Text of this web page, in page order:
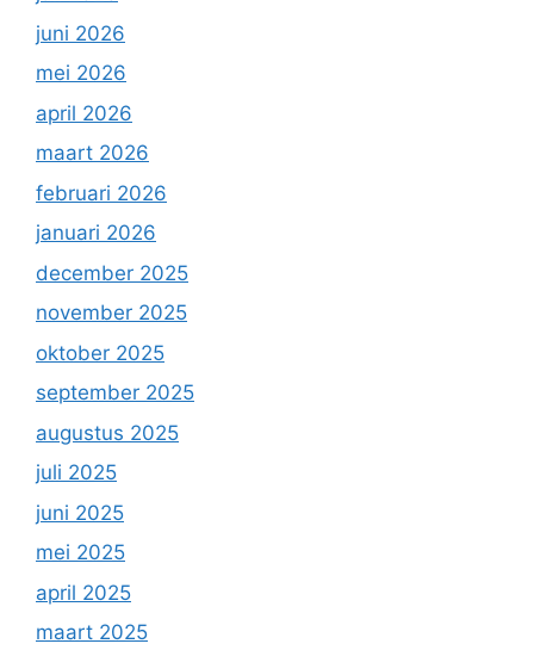
juni 2026
mei 2026
april 2026
maart 2026
februari 2026
januari 2026
december 2025
november 2025
oktober 2025
september 2025
augustus 2025
juli 2025
juni 2025
mei 2025
april 2025
maart 2025